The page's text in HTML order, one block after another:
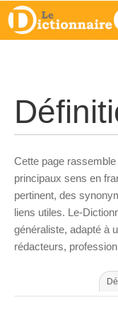
Cette page
principaux sens en
pertinent, des
liens utiles. Le-
généraliste, adapté à
rédacteurs,